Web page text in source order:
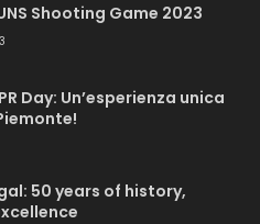
Shooting Game 2023
Day: Un’esperienza unica
50 years of history,